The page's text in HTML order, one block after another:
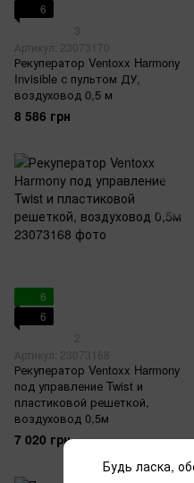
6
3
Артикул: 23073170
Рекуператор Ventoxx Harmony
Invisible с пультом ДУ,
воздуховод 0,5 м
8 586 грн
6
6
2
Артикул: 23073168
Рекуператор Ventoxx Harmony
под управление Twist и
пластиковой решеткой,
воздуховод 0,5м
7 020 грн
Будь ласка,